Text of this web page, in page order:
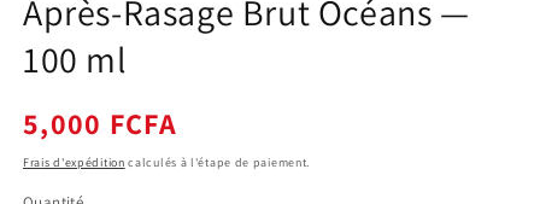
dans
une
modale
Après-Rasage Brut Océans —
100 ml
Prix
habituel
5,000 FCFA
Frais d'expédition calculés à l'étape de paiement.